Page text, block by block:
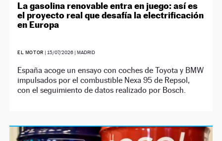
La gasolina renovable entra en juego: así es
el proyecto real que desafía la electrificación
en Europa
EL MOTOR | 15/07/2026| MADRID
España acoge un ensayo con coches de Toyota y BMW
impulsados por el combustible Nexa 95 de Repsol,
con el seguimiento de datos realizado por Bosch.